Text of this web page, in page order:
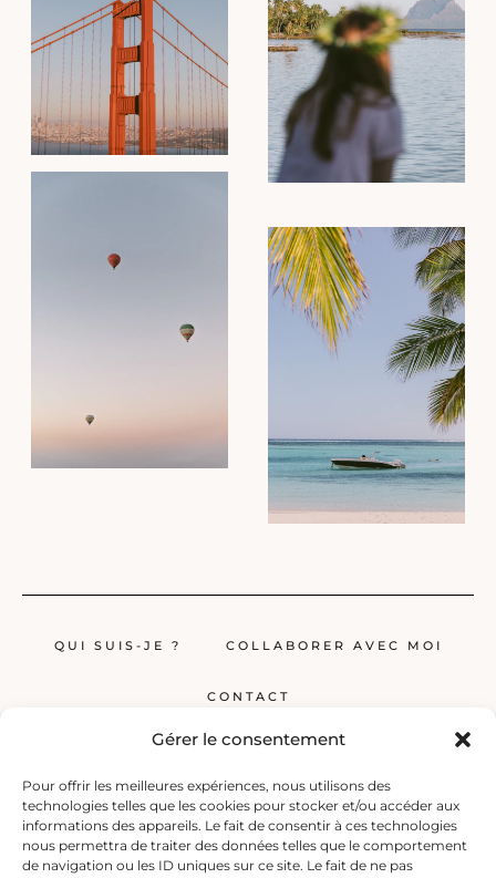
Gérer le consentement
Pour offrir les meilleures expériences, nous utilisons des
technologies telles que les cookies pour stocker et/ou accéder aux
informations des appareils. Le fait de consentir à ces technologies
nous permettra de traiter des données telles que le comportement
de navigation ou les ID uniques sur ce site. Le fait de ne pas
QUI SUIS-JE ? COLLABORER AVEC MOI
CONTACT
Globerêveur, le blog pour les passionnés de voyage, propose des récits